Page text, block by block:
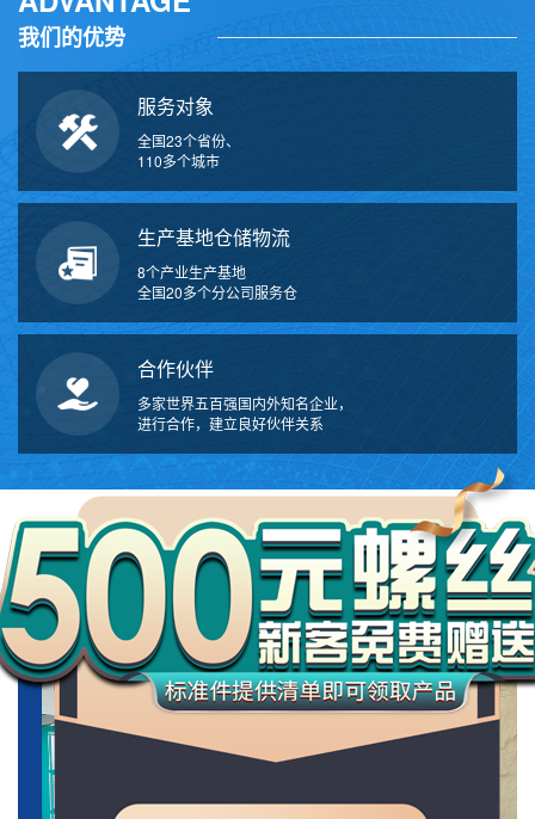
我们的优势
服务对象
全国23个省份、
110多个城市
生产基地仓储物流
8个产业生产基地
全国20多个分公司服务仓
合作伙伴
多家世界五百强国内外知名企业，
进行合作，建立良好伙伴关系
ABOUT US
关于我们
工
品